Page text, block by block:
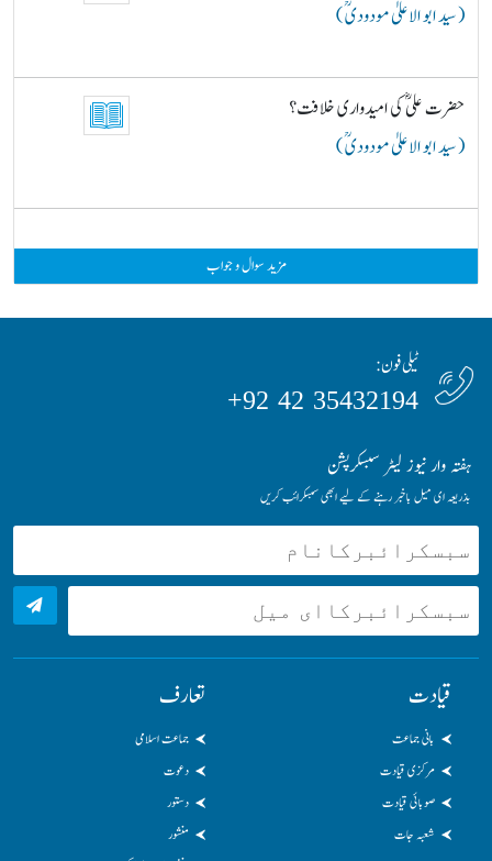
( سید ابو الاعلیٰ مودودیؒ )
حضرت علیؓ کی امیدواری خلافت؟
( سید ابو الاعلیٰ مودودیؒ )
مزید سوال و جواب
ٹیلی فون:
35432194 42 92+
ہفتہ وار نیوز لیٹر سبسکرپشن
بذریعہ ای میل باخبر رہنے کے لیے ابھی سبسکرائب کریں
قیادت
بانی جماعت
مرکزی قیادت
صوبائی قیادت
شعبہ جات
تعارف
جماعت اسلامی
دعوت
دستور
منشور